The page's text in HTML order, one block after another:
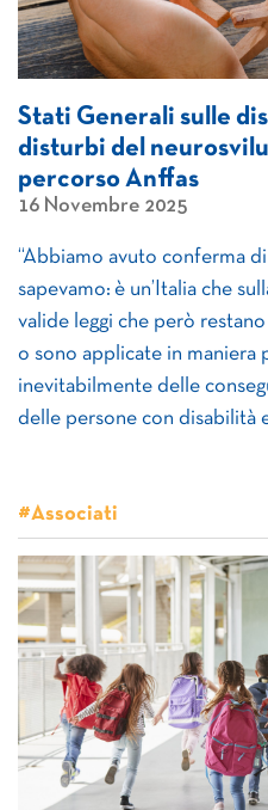
Stati Generali sulle
disturbi del
percorso Anffas
16 Novembre 2025
“Abbiamo avuto conferma
sapevamo: è un’Italia che
valide leggi che però
o sono applicate in maniera
inevitabilmente delle
delle persone con disabilità
#Associati